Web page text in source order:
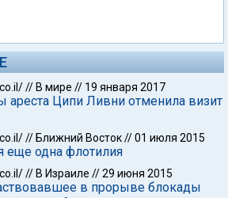
// В мире // 19 января 2017
ареста Ципи Ливни отменила визит
// Ближний Восток//01 июля 2015
еще одна флотилия
// В Израиле //29 июня 2015
в прорыве блокады